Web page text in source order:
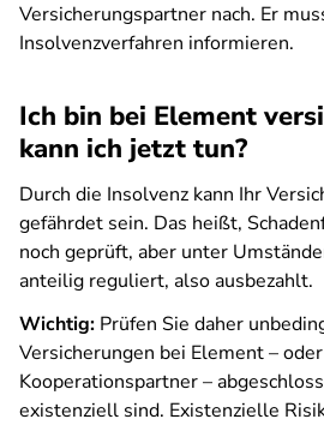
Versicherungspartner nach. Er
Insolvenzverfahren informieren.
Ich bin bei Element
kann ich jetzt tun?
Durch die Insolvenz kann Ihr
gefährdet sein. Das heißt,
noch geprüft, aber unter
anteilig reguliert, also ausbezahlt.
Wichtig: Prüfen Sie daher
Versicherungen bei Element –
Kooperationspartner –
existenziell sind. Existenzielle